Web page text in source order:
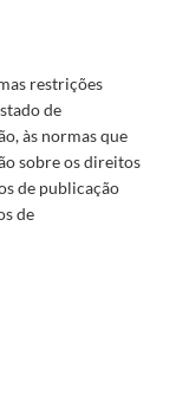
restrições
de
às normas que
sobre os direitos
de publicação
de